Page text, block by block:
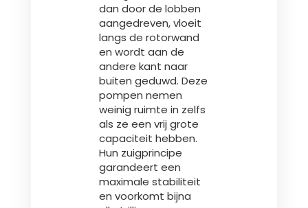
dan door de lobben
aangedreven, vloeit
langs de rotorwand
en wordt aan de
andere kant naar
buiten geduwd. Deze
pompen nemen
weinig ruimte in zelfs
als ze een vrij grote
capaciteit hebben.
Hun zuigprincipe
garandeert een
maximale stabiliteit
en voorkomt bijna